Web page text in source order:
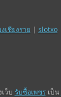
เชียงราย | slotxo
ว็บ รับซื้อเพชรเป็น